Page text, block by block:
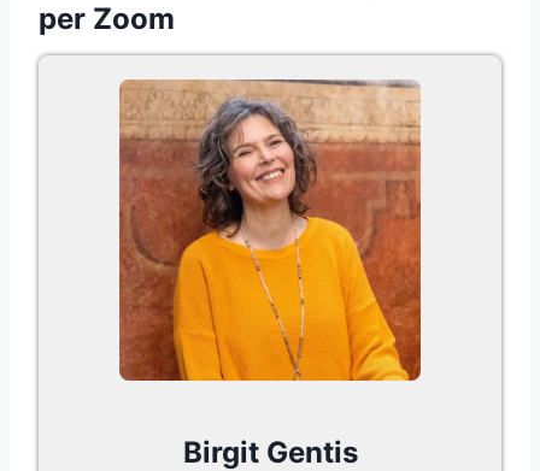
per Zoom
Birgit Gentis